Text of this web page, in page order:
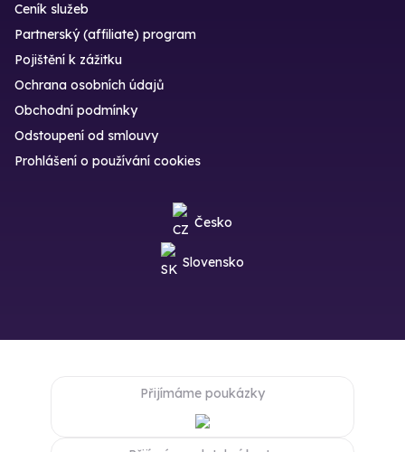
Ceník služeb
Partnerský (affiliate) program
Pojištění k zážitku
Ochrana osobních údajů
Obchodní podmínky
Odstoupení od smlouvy
Prohlášení o používání cookies
Česko
Slovensko
Přijímáme poukázky